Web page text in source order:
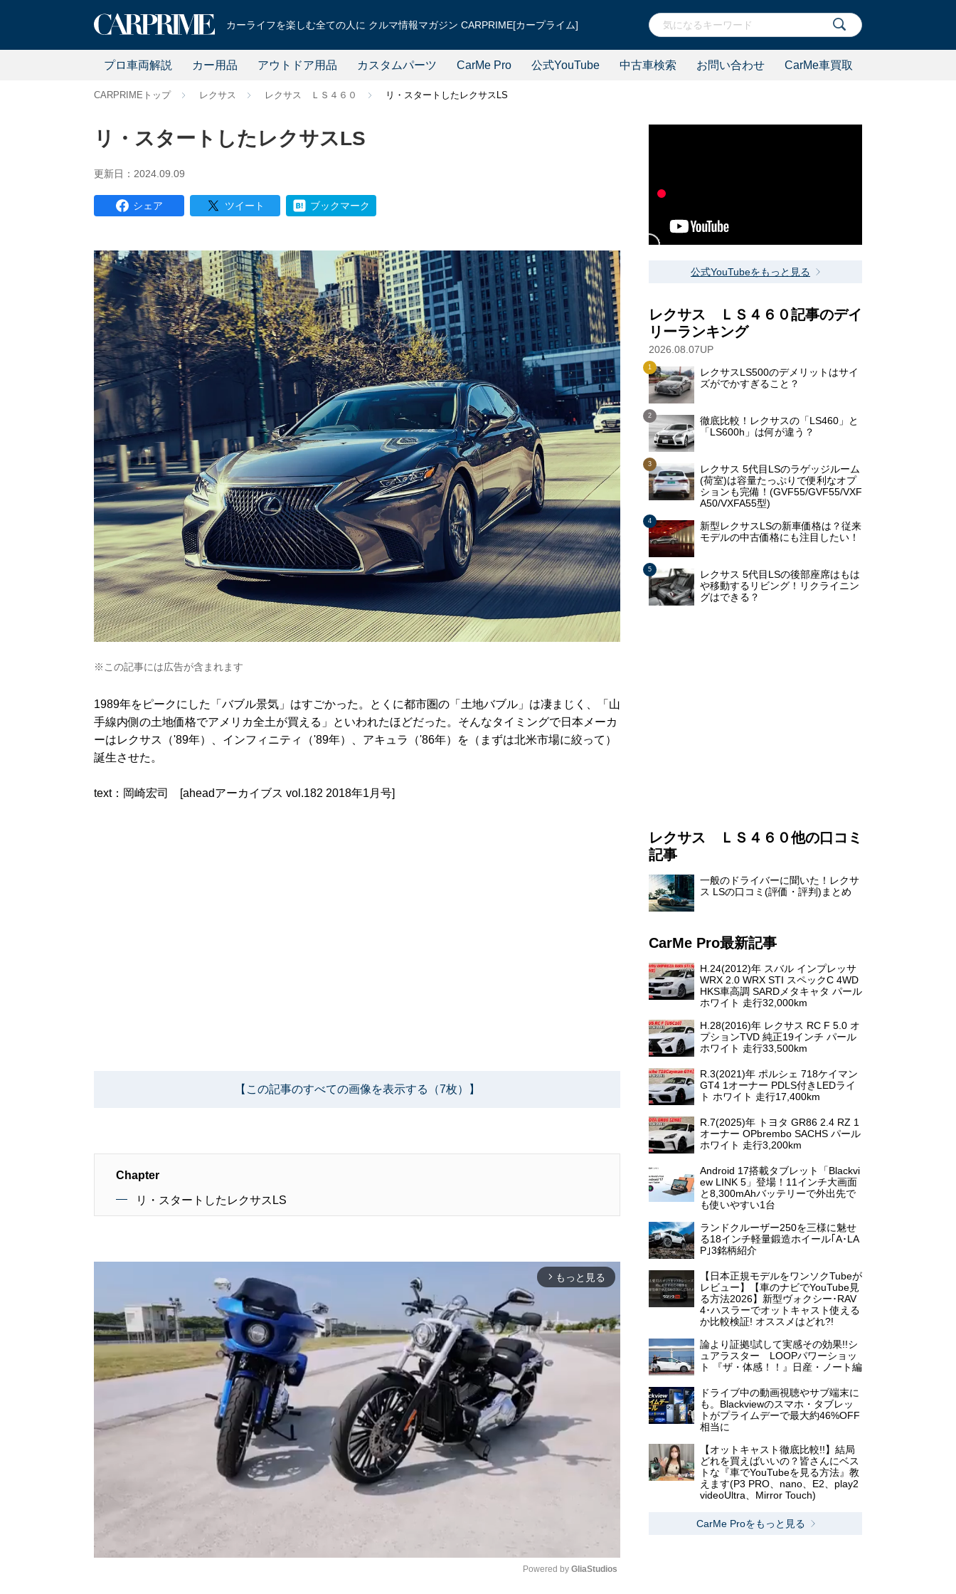
カーライフを楽しむ全ての人に クルマ情報マガジン CARPRIME[カープライム]
プロ車両解説 カー用品 アウトドア用品 カスタムパーツ CarMe Pro 公式YouTube 中古車検索 お問い合わせ CarMe車買取
CARPRIMEトップ レクサス レクサス ＬＳ４６０ リ・スタートしたレクサスLS
リ・スタートしたレクサスLS
更新日：2024.09.09
シェア ツイート ブックマーク
※この記事には広告が含まれます
1989年をピークにした「バブル景気」はすごかった。とくに都市圏の「土地バブル」は凄まじく、「山
手線内側の土地価格でアメリカ全土が買える」といわれたほどだった。そんなタイミングで日本メーカ
ーはレクサス（'89年）、インフィニティ（'89年）、アキュラ（'86年）を（まずは北米市場に絞って）
誕生させた。
text：岡崎宏司 [aheadアーカイブス vol.182 2018年1月号]
【この記事のすべての画像を表示する（7枚）】
Chapter
リ・スタートしたレクサスLS
arrow_forward_ios もっと見る
Powered by GliaStudios
公式YouTubeをもっと見る
レクサス ＬＳ４６０記事のデイ
リーランキング
2026.08.07UP
レクサスLS500のデメリットはサイ
ズがでかすぎること？
徹底比較！レクサスの「LS460」と
「LS600h」は何が違う？
レクサス 5代目LSのラゲッジルーム
(荷室)は容量たっぷりで便利なオプ
ションも完備！(GVF55/GVF55/VXF
A50/VXFA55型)
新型レクサスLSの新車価格は？従来
モデルの中古価格にも注目したい！
レクサス 5代目LSの後部座席はもは
や移動するリビング！リクライニン
グはできる？
レクサス ＬＳ４６０他の口コミ
記事
一般のドライバーに聞いた！レクサ
ス LSの口コミ(評価・評判)まとめ
CarMe Pro最新記事
H.24(2012)年 スバル インプレッサ
WRX 2.0 WRX STI スペックC 4WD
HKS車高調 SARDメタキャタ パール
ホワイト 走行32,000km
H.28(2016)年 レクサス RC F 5.0 オ
プションTVD 純正19インチ パール
ホワイト 走行33,500km
R.3(2021)年 ポルシェ 718ケイマン
GT4 1オーナー PDLS付きLEDライ
ト ホワイト 走行17,400km
R.7(2025)年 トヨタ GR86 2.4 RZ 1
オーナー OPbrembo SACHS パール
ホワイト 走行3,200km
Android 17搭載タブレット「Blackvi
ew LINK 5」登場！11インチ大画面
と8,300mAhバッテリーで外出先で
も使いやすい1台
ランドクルーザー250を三様に魅せ
る18インチ軽量鍛造ホイール｢A･LA
P｣3銘柄紹介
【日本正規モデルをワンソクTubeが
レビュー】【車のナビでYouTube見
る方法2026】新型ヴォクシー･RAV
4･ハスラーでオットキャスト使える
か比較検証! オススメはどれ?!
論より証拠!試して実感その効果!!シ
ュアラスター LOOPパワーショッ
ト 『ザ・体感！！』日産・ノート編
ドライブ中の動画視聴やサブ端末に
も。Blackviewのスマホ・タブレッ
トがプライムデーで最大約46%OFF
相当に
【オットキャスト徹底比較!!】結局
どれを買えばいいの？皆さんにベス
トな『車でYouTubeを見る方法』教
えます(P3 PRO、nano、E2、play2
videoUltra、Mirror Touch)
CarMe Proをもっと見る